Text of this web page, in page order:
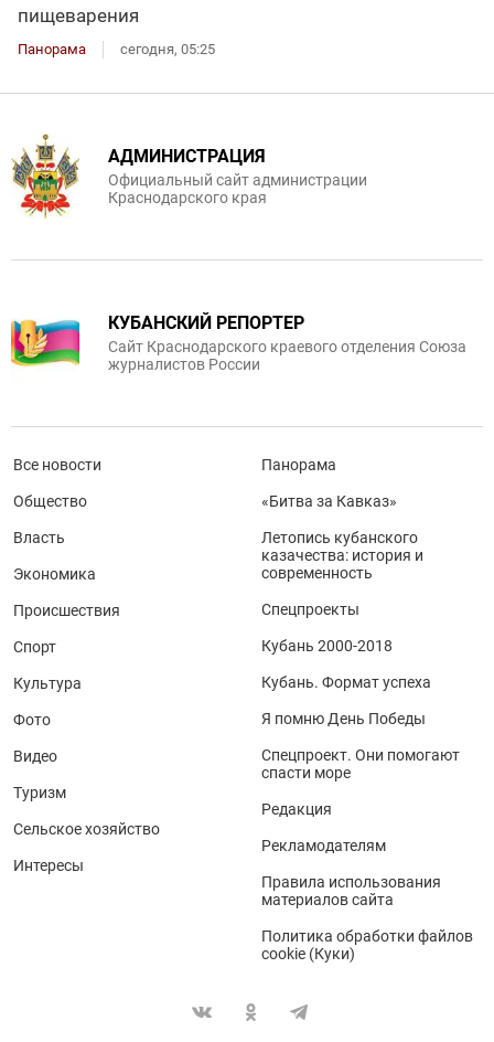
пищеварения
Панорама сегодня, 05:25
АДМИНИСТРАЦИЯ
Официальный сайт администрации
Краснодарского края
КУБАНСКИЙ РЕПОРТЕР
Сайт Краснодарского краевого отделения Союза
журналистов России
Все новости
Общество
Власть
Экономика
Происшествия
Спорт
Культура
Фото
Видео
Туризм
Сельское хозяйство
Интересы
Панорама
«Битва за Кавказ»
Летопись кубанского
казачества: история и
современность
Спецпроекты
Кубань 2000-2018
Кубань. Формат успеха
Я помню День Победы
Спецпроект. Они помогают
спасти море
Редакция
Рекламодателям
Правила использования
материалов сайта
Политика обработки файлов
cookie (Куки)